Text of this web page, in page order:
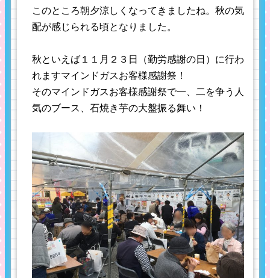
このところ朝夕涼しくなってきましたね。秋の気
配が感じられる頃となりました。
秋といえば１１月２３日（勤労感謝の日）に行わ
れますマインドガスお客様感謝祭！
そのマインドガスお客様感謝祭で一、二を争う人
気のブース、石焼き芋の大盤振る舞い！